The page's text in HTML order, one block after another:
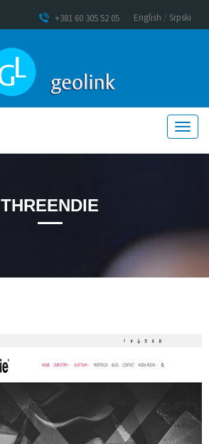
+381 60 305 52 05 English / Srpski
THREENDIE